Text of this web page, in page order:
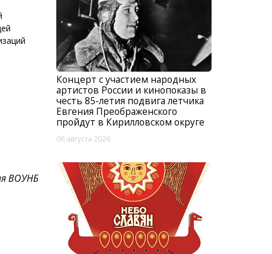
ВОУНБ
Концерт с участием народных
артистов России и кинопоказы в
честь 85-летия подвига летчика
Евгения Преображенского
пройдут в Кирилловском округе
06 августа 2026